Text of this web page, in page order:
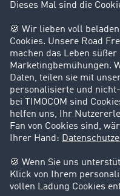
Kunden werben Kunden
Success Stories
Karriere
Support
Kontakt
Rechtliches
Impressum